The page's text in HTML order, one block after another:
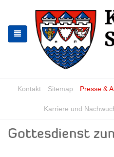
the
navigation
the
content
Kontakt Sitemap Presse &
Karriere und
Gottesdienst